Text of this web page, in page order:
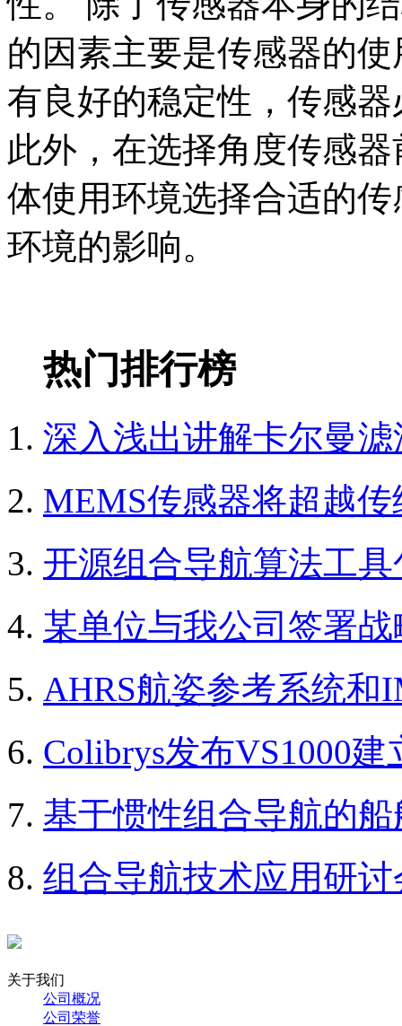
的因素主要是传感器的
有良好的稳定性，传感
此外，在选择角度传感
体使用环境选择合适的
环境的影响。
热门排行榜
深入浅出讲解卡尔曼
MEMS传感器将超越传
开源组合导航算法工
某单位与我公司签署
AHRS航姿参考系统和
Colibrys发布VS1000
基于惯性组合导航的
组合导航技术应用研
关于我们
公司概况
公司荣誉